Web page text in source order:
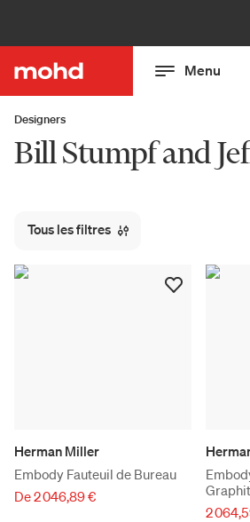
Menu
Designers
Bill Stumpf and
Tous les filtres
Herman Miller
Embody Fauteuil de Bureau
De 2 046,89 €
2